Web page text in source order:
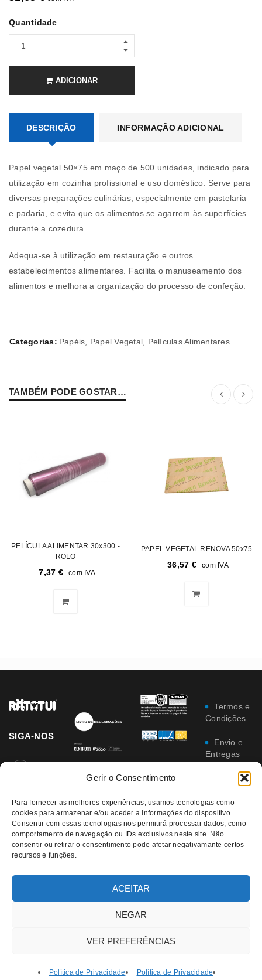
Gerir o Consentimento
Para fornecer as melhores experiências, usamos tecnologias como
cookies para armazenar e/ou aceder a informações do dispositivo.
Consentir com essas tecnologias nos permitirá processar dados, como
comportamento de navegação ou IDs exclusivos neste site. Não
consentir ou retirar o consentimento pode afetar negativamante certos
recursos e funções.
ACEITAR
NEGAR
VER PREFERÊNCIAS
Política de Privacidade Política de Privacidade
Quantidade
ADICIONAR
DESCRIÇÃO INFORMAÇÃO ADICIONAL
Papel vegetal 50×75 em maço de 500 unidades, indicado para
utilização em cozinha profissional e uso doméstico. Serve para
diversas preparações culinárias, especialmente em pastelaria
e padaria, e evita que os alimentos se agarrem às superfícies
durante a cozedura.
Adequa-se à utilização em restauração e outros
estabelecimentos alimentares. Facilita o manuseamento dos
alimentos e melhora a organização do processo de confeção.
Categorias: Papéis, Papel Vegetal, Películas Alimentares
TAMBÉM PODE GOSTAR…
PELÍCULA ALIMENTAR 30x300 -
ROLO
7,37 € com IVA
PAPEL VEGETAL RENOVA 50x75
36,57 € com IVA
SIGA-NOS
Termos e
Condições
Envio e
Entregas
Trocas e
Política
de
Privacidade
da
© 2021 RATATUI | All Rights Reserved – Direitos Reservados |